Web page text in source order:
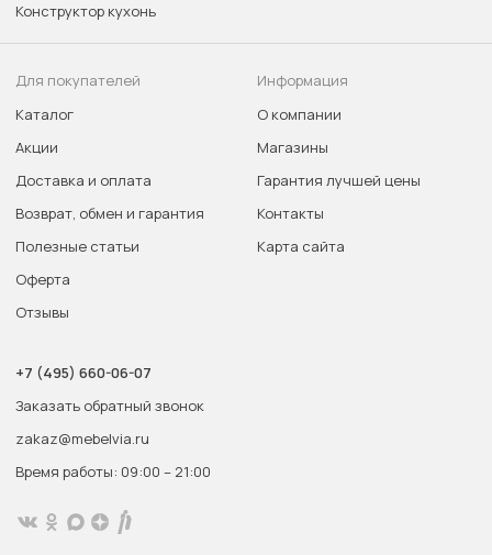
Конструктор кухонь
Для покупателей
Каталог
Акции
Доставка и оплата
Возврат, обмен и гарантия
Полезные статьи
Оферта
Отзывы
Информация
О компании
Магазины
Гарантия лучшей цены
Контакты
Карта сайта
+7 (495) 660-06-07
Заказать обратный звонок
zakaz@mebelvia.ru
Время работы: 09:00 – 21:00